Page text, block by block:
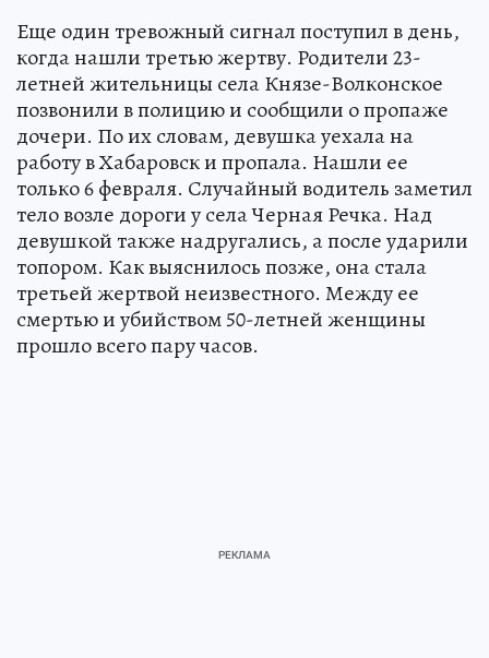
Еще один тревожный сигнал поступил в день,
когда нашли третью жертву. Родители 23-
летней жительницы села Князе-Волконское
позвонили в полицию и сообщили о пропаже
дочери. По их словам, девушка уехала на
работу в Хабаровск и пропала. Нашли ее
только 6 февраля. Случайный водитель заметил
тело возле дороги у села Черная Речка. Над
девушкой также надругались, а после ударили
топором. Как выяснилось позже, она стала
третьей жертвой неизвестного. Между ее
смертью и убийством 50-летней женщины
прошло всего пару часов.